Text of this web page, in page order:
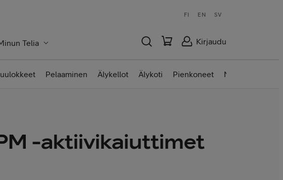
FI EN SV
Telia Kirjaudu
Pelaaminen Älykellot Älykoti Pienkoneet Nettilaitteet
-aktiivikaiuttimet